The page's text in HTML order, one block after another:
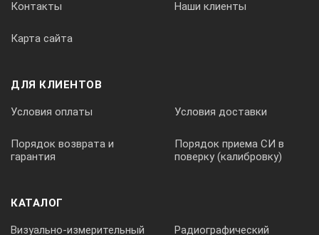
Контакты Наши клиенты
Карта сайта
ДЛЯ КЛИЕНТОВ
Условия оплаты Условия доставки
Порядок возврата и
гарантия
Порядок приема СИ в
поверку (калибровку)
КАТАЛОГ
Визуально-измерительный
Радиографический